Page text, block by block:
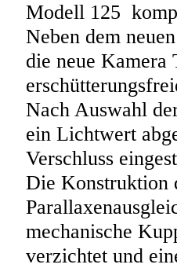
Modell 125
Neben dem
die neue Kamera
Nach Auswahl
ein Lichtwert
Verschluss
Die Konstruktion
mechanische
verzichtet und